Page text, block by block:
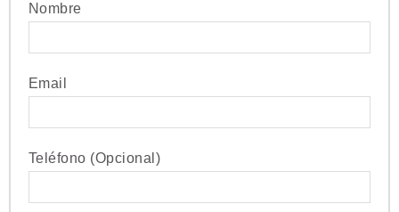
Nombre
Email
Teléfono (Opcional)